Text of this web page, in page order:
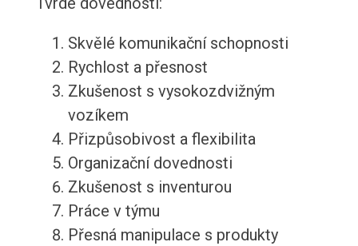
Skvělé komunikační schopnosti
Rychlost a přesnost
Zkušenost s vysokozdvižným
vozíkem
Přizpůsobivost a flexibilita
Organizační dovednosti
Zkušenost s inventurou
Práce v týmu
Přesná manipulace s produkty